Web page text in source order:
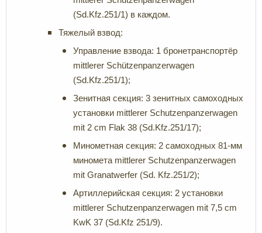
(Sd.Kfz.251/1) в каждом.
Тяжелый взвод:
Управление взвода: 1 бронетранспортёр
mittlerer Schützenpanzerwagen
(Sd.Kfz.251/1);
Зенитная секция: 3 зенитных самоходных
установки mittlerer Schutzenpanzerwagen
mit 2 cm Flak 38 (Sd.Kfz.251/17);
Минометная секция: 2 самоходных 81-мм
миномета mittlerer Schutzenpanzerwagen
mit Granatwerfer (Sd. Kfz.251/2);
Артиллерийская секция: 2 установки
mittlerer Schutzenpanzerwagen mit 7,5 cm
KwK 37 (Sd.Kfz 251/9).